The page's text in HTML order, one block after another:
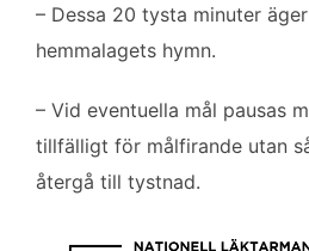
– Dessa 20 tysta minuter
hemmalagets hymn.
– Vid eventuella mål pausas
tillfälligt för målfirande utan
återgå till tystnad.